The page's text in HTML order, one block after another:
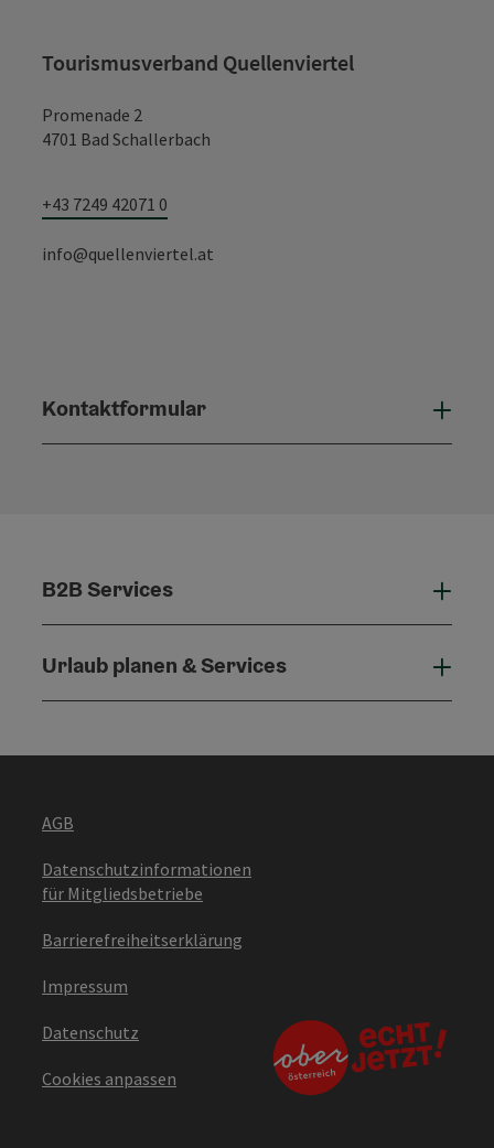
Tourismusverband Quellenviertel
Promenade 2
4701 Bad Schallerbach
+43 7249 42071 0
info@quellenviertel.at
Kontaktformular
B2B Services
Urlaub planen & Services
AGB
Datenschutzinformationen
für Mitgliedsbetriebe
Barrierefreiheitserklärung
Impressum
Datenschutz
Cookies anpassen